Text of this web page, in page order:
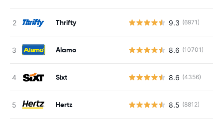
Thrifty 9.3 (6971)
Alamo 8.6 (10701)
Sixt 8.6 (4356)
Hertz 8.5 (8812)